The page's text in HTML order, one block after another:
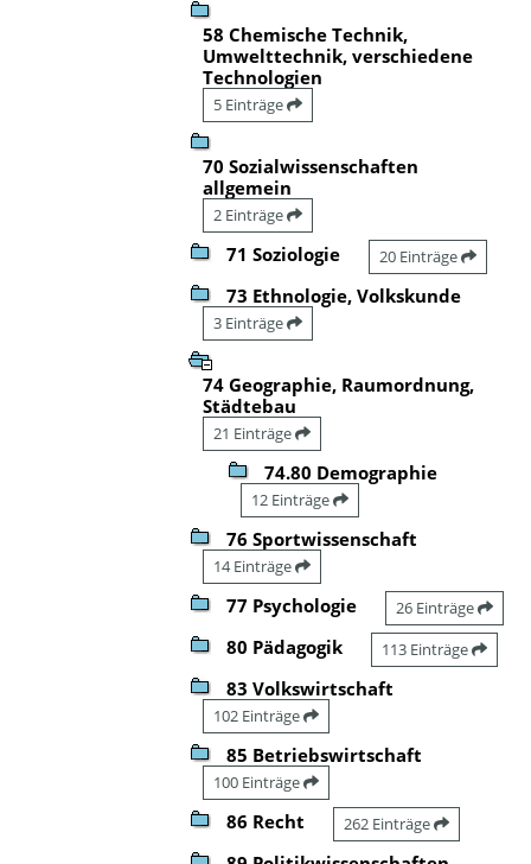
58 Chemische Technik,
Umwelttechnik, verschiedene
Technologien
5 Einträge
70 Sozialwissenschaften
allgemein
2 Einträge
71 Soziologie 20 Einträge
73 Ethnologie, Volkskunde
3 Einträge
74 Geographie, Raumordnung,
Städtebau
21 Einträge
74.80 Demographie
12 Einträge
76 Sportwissenschaft
14 Einträge
77 Psychologie 26 Einträge
80 Pädagogik 113 Einträge
83 Volkswirtschaft
102 Einträge
85 Betriebswirtschaft
100 Einträge
86 Recht 262 Einträge